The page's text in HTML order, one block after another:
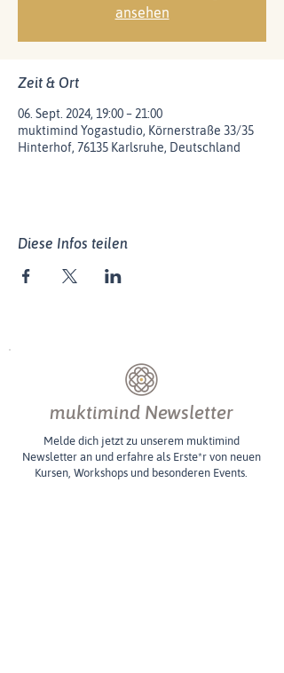
ansehen
Zeit & Ort
06. Sept. 2024, 19:00 – 21:00
muktimind Yogastudio, Körnerstraße 33/35
Hinterhof, 76135 Karlsruhe, Deutschland
Diese Infos teilen
muktimind Newsletter
Melde dich jetzt zu unserem muktimind
Newsletter an und erfahre als Erste*r von neuen
Kursen, Workshops und besonderen Events.